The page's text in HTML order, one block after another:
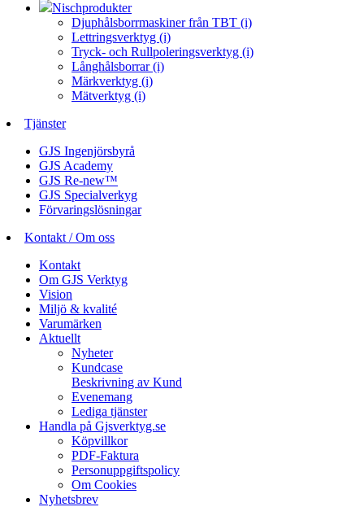
Nischprodukter
Djuphålsborrmaskiner från TBT (i)
Lettringsverktyg (i)
Tryck- och Rullpoleringsverktyg (i)
Långhålsborrar (i)
Märkverktyg (i)
Mätverktyg (i)
Tjänster
GJS Ingenjörsbyrå
GJS Academy
GJS Re-new™
GJS Specialverkyg
Förvaringslösningar
Kontakt / Om oss
Kontakt
Om GJS Verktyg
Vision
Miljö & kvalité
Varumärken
Aktuellt
Nyheter
Kundcase
Beskrivning av Kund
Evenemang
Lediga tjänster
Handla på Gjsverktyg.se
Köpvillkor
PDF-Faktura
Personuppgiftspolicy
Om Cookies
Nyhetsbrev